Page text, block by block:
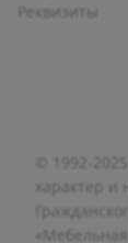
Реквизиты
© 1992-
характер и